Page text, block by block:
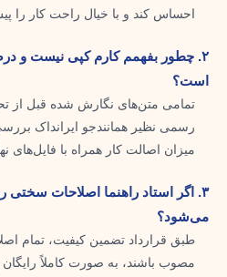
احساس کند و با خیال راحت کار را
۲. چطور بفهمم کارم کپی نیست و
است؟
تمامی متن‌های نگارش شده قبل از
رسمی نظیر همانندجو ایرانداک
میزان اصالت کار همراه با فایل‌های
می‌شود؟
طبق قرارداد تضمین کیفیت، تمام
مصوب باشند، به صورت کاملاً